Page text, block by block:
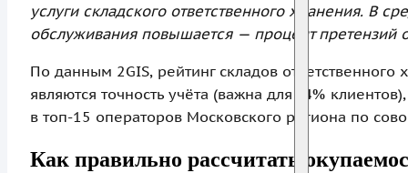
услуги складского ответственного хранения. В
обслуживания повышается — процент претензий
По данным 2GIS, рейтинг складов
являются точность учёта (важна для
94%
в топ-15 операторов Московского региона по
Как правильно рассчитать